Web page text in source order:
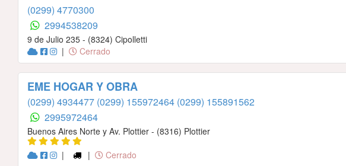
(0299) 4770300
2994538209
9 de Julio 235 - (8324) Cipolletti
|
Cerrado
EME HOGAR Y OBRA
(0299) 4934477 (0299) 155972464 (0299) 155891562
2995972464
Buenos Aires Norte y Av. Plottier - (8316) Plottier
|
| Cerrado